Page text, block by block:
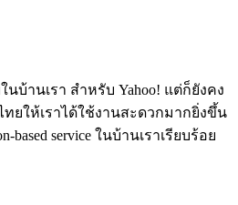
นบ้านเรา สำหรับ Yahoo! แต่ก็ยังคง
ยให้เราได้ใช้งานสะดวกมากยิ่งขึ้น
based service ในบ้านเราเรียบร้อย